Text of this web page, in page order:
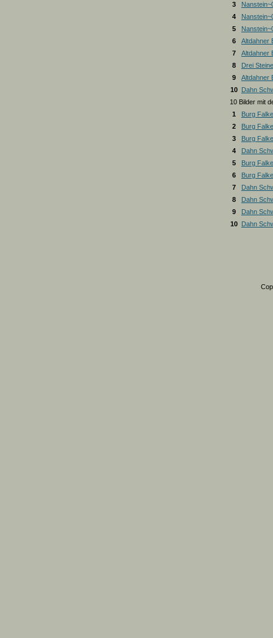
3
4
5
6
Altdahner
7
Altdahner
8
Drei
9
Altdahner
10
Dahn
10 Bilder mit
1
Burg
2
Burg
3
Burg
4
Dahn
5
Burg
6
Burg
7
Dahn
8
Dahn
9
Dahn
10
Dahn